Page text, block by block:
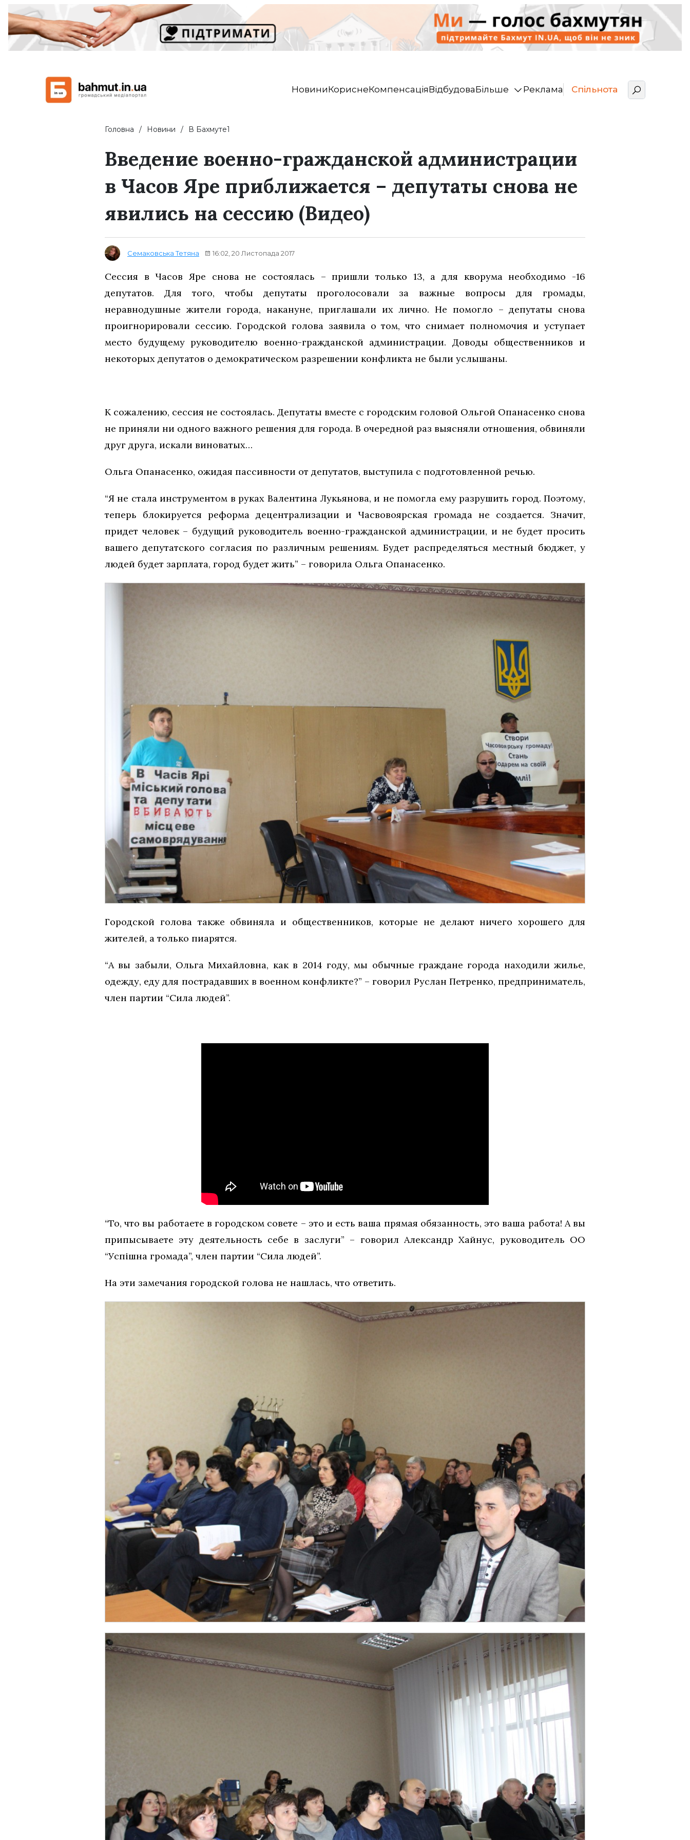
НовиниКориснеКомпенсаціяВідбудоваБільше Реклама Спільнота
Головна Новини В Бахмуте1
Введение военно-гражданской администрации
в Часов Яре приближается – депутаты снова не
явились на сессию (Видео)
Семаковська Тетяна 16:02, 20 Листопада 2017
Сессия в Часов Яре снова не состоялась – пришли только 13, а для кворума необходимо -16
депутатов. Для того, чтобы депутаты проголосовали за важные вопросы для громады,
неравнодушные жители города, накануне, приглашали их лично. Не помогло – депутаты снова
проигнорировали сессию. Городской голова заявила о том, что снимает полномочия и уступает
место будущему руководителю военно-гражданской администрации. Доводы общественников и
некоторых депутатов о демократическом разрешении конфликта не были услышаны.
К сожалению, сессия не состоялась. Депутаты вместе с городским головой Ольгой Опанасенко снова
не приняли ни одного важного решения для города. В очередной раз выясняли отношения, обвиняли
друг друга, искали виноватых…
Ольга Опанасенко, ожидая пассивности от депутатов, выступила с подготовленной речью.
“Я не стала инструментом в руках Валентина Лукьянова, и не помогла ему разрушить город. Поэтому,
теперь блокируется реформа децентрализации и Часвовоярская громада не создается. Значит,
придет человек – будущий руководитель военно-гражданской администрации, и не будет просить
вашего депутатского согласия по различным решениям. Будет распределяться местный бюджет, у
людей будет зарплата, город будет жить” – говорила Ольга Опанасенко.
Городской голова также обвиняла и общественников, которые не делают ничего хорошего для
жителей, а только пиарятся.
“А вы забыли, Ольга Михайловна, как в 2014 году, мы обычные граждане города находили жилье,
одежду, еду для пострадавших в военном конфликте?” – говорил Руслан Петренко, предприниматель,
член партии “Сила людей”.
“То, что вы работаете в городском совете – это и есть ваша прямая обязанность, это ваша работа! А вы
припысываете эту деятельность себе в заслуги” – говорил Александр Хайнус, руководитель ОО
“Успішна громада”, член партии “Сила людей”.
На эти замечания городской голова не нашлась, что ответить.